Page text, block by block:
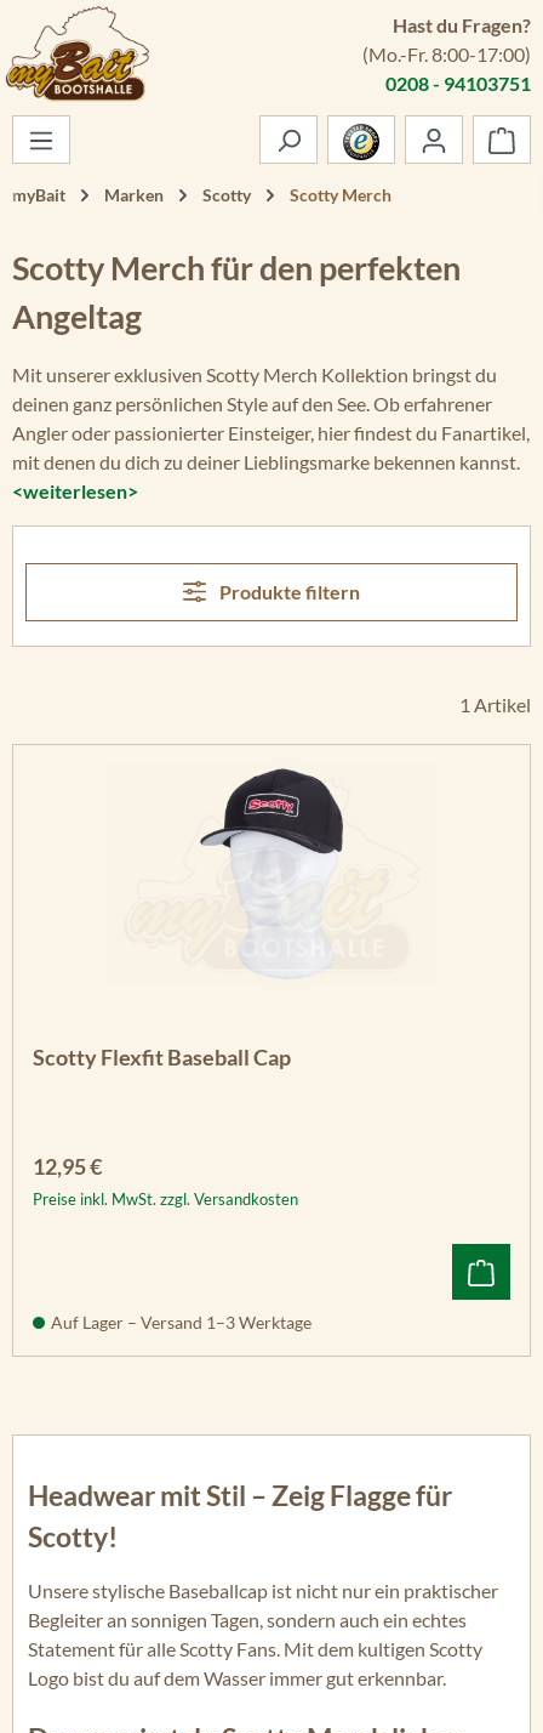
Zum Hauptinhalt springen
Hast du Fragen?
(Mo.-Fr. 8:00-17:00)
0208 - 94103751
myBait Marken Scotty Scotty Merch
Scotty Merch für den perfekten
Angeltag
Mit unserer exklusiven Scotty Merch Kollektion bringst du
deinen ganz persönlichen Style auf den See. Ob erfahrener
Angler oder passionierter Einsteiger, hier findest du Fanartikel,
mit denen du dich zu deiner Lieblingsmarke bekennen kannst.
<weiterlesen>
Produkte filtern
1 Artikel
Scotty Flexfit Baseball Cap
Regulärer Preis:
12,95 €
Preise inkl. MwSt. zzgl. Versandkosten
Auf Lager – Versand 1–3 Werktage
Headwear mit Stil – Zeig Flagge für
Scotty!
Unsere stylische Baseballcap ist nicht nur ein praktischer
Begleiter an sonnigen Tagen, sondern auch ein echtes
Statement für alle Scotty Fans. Mit dem kultigen Scotty
Logo bist du auf dem Wasser immer gut erkennbar.